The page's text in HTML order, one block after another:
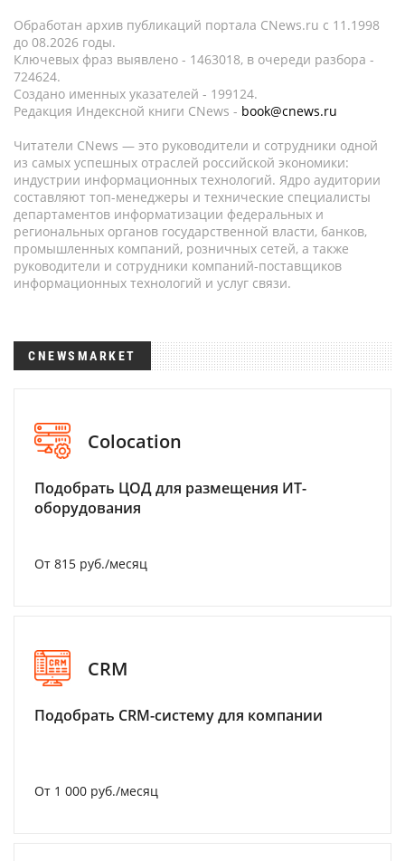
Обработан архив публикаций портала CNews.ru c 11.1998
до 08.2026 годы.
Ключевых фраз выявлено - 1463018, в очереди разбора -
724624.
Создано именных указателей - 199124.
Редакция Индексной книги CNews - book@cnews.ru
Читатели CNews — это руководители и сотрудники одной
из самых успешных отраслей российской экономики:
индустрии информационных технологий. Ядро аудитории
составляют топ-менеджеры и технические специалисты
департаментов информатизации федеральных и
региональных органов государственной власти, банков,
промышленных компаний, розничных сетей, а также
руководители и сотрудники компаний-поставщиков
информационных технологий и услуг связи.
CNEWSMARKET
Colocation
Подобрать ЦОД для размещения ИТ-
оборудования
От 815 руб./месяц
CRM
Подобрать CRM-систему для компании
От 1 000 руб./месяц